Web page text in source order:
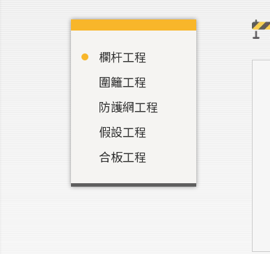
欄杆工程
圍籬工程
防護網工程
假設工程
合板工程